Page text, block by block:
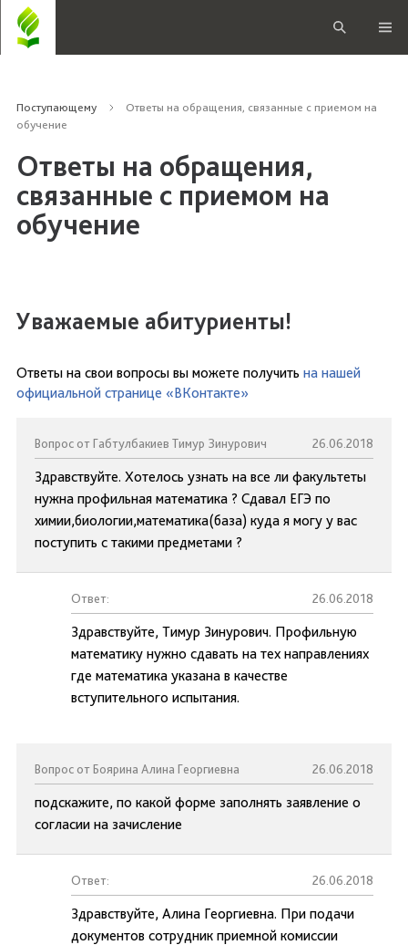
Поступающему
Ответы на обращения, связанные с приемом на
обучение
Ответы на обращения,
связанные с приемом на
обучение
Уважаемые абитуриенты!
Ответы на свои вопросы вы можете получить на нашей
официальной странице «ВКонтакте»
Вопрос от Габтулбакиев Тимур Зинурович 26.06.2018
Здравствуйте. Хотелось узнать на все ли факультеты
нужна профильная математика ? Cдавал ЕГЭ по
химии,биологии,математика(база) куда я могу у вас
поступить с такими предметами ?
Ответ: 26.06.2018
Здравствуйте, Тимур Зинурович. Профильную
математику нужно сдавать на тех направлениях
где математика указана в качестве
вступительного испытания.
Вопрос от Боярина Алина Георгиевна 26.06.2018
подскажите, по какой форме заполнять заявление о
согласии на зачисление
Ответ: 26.06.2018
Здравствуйте, Алина Георгиевна. При подачи
документов сотрудник приемной комиссии